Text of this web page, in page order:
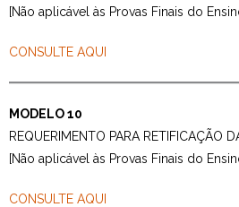
SPO
Utilidades
Estudar no CRSI
[Não aplicável às Provas Finais do
CONSULTE AQUI
MODELO 10
REQUERIMENTO PARA RETIFICAÇÃO
[Não aplicável às Provas Finais do
CONSULTE AQUI